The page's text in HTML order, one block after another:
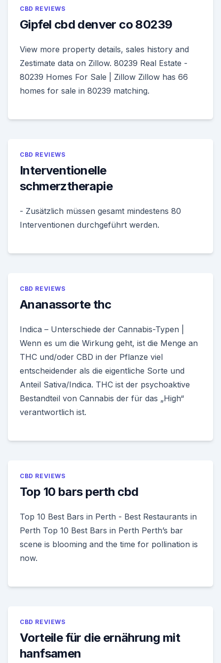
CBD REVIEWS
Gipfel cbd denver co 80239
View more property details, sales history and
Zestimate data on Zillow. 80239 Real Estate -
80239 Homes For Sale | Zillow Zillow has 66
homes for sale in 80239 matching.
CBD REVIEWS
Interventionelle
schmerztherapie
- Zusätzlich müssen gesamt mindestens 80
Interventionen durchgeführt werden.
CBD REVIEWS
Ananassorte thc
Indica – Unterschiede der Cannabis-Typen |
Wenn es um die Wirkung geht, ist die Menge an
THC und/oder CBD in der Pflanze viel
entscheidender als die eigentliche Sorte und
Anteil Sativa/Indica. THC ist der psychoaktive
Bestandteil von Cannabis der für das „High“
verantwortlich ist.
CBD REVIEWS
Top 10 bars perth cbd
Top 10 Best Bars in Perth - Best Restaurants in
Perth Top 10 Best Bars in Perth Perth’s bar
scene is blooming and the time for pollination is
now.
CBD REVIEWS
Vorteile für die ernährung mit
hanfsamen